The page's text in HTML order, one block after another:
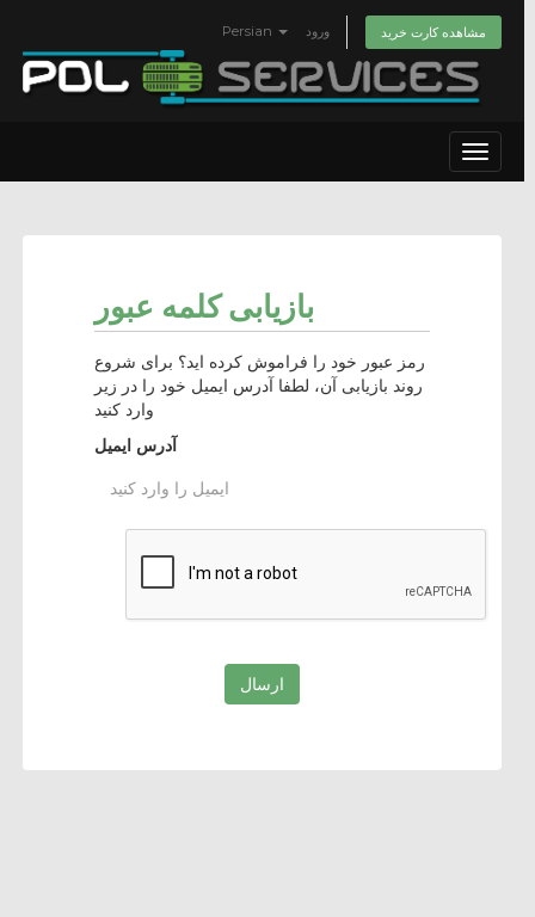
Persian ورود مشاهده کارت خرید
Toggle
بازیابی کلمه عبور
رمز عبور خود را فراموش کرده اید؟ برای شروع
روند بازیابی آن، لطفا آدرس ایمیل خود را در زیر
وارد کنید
آدرس ایمیل
ارسال